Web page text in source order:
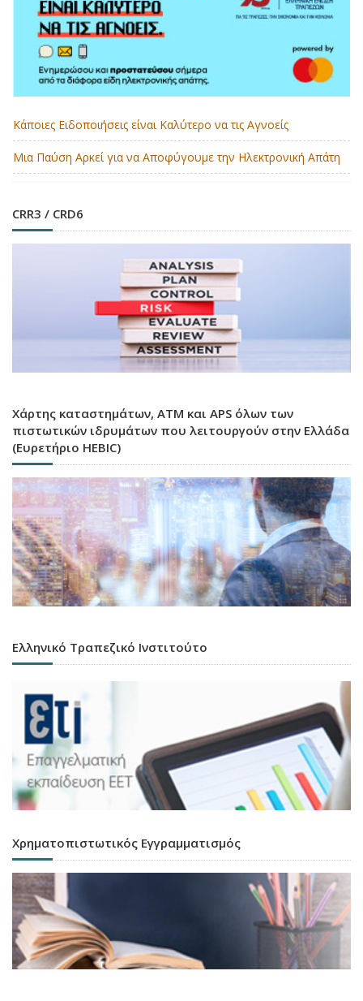
Κάποιες Ειδοποιήσεις είναι Καλύτερο να τις Αγνοείς
Μια Παύση Αρκεί για να Αποφύγουμε την Ηλεκτρονική Απάτη
CRR3 / CRD6
Χάρτης καταστημάτων, ATM και APS όλων των
πιστωτικών ιδρυμάτων που λειτουργούν στην Ελλάδα
(Ευρετήριο HEBIC)
Ελληνικό Τραπεζικό Ινστιτούτο
Χρηματοπιστωτικός Εγγραμματισμός